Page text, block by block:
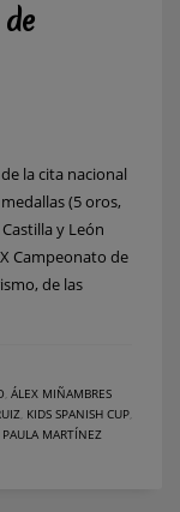
la cita nacional
(5 oros,
y León
Campeonato de
de las
ÁLEX MIÑAMBRES
KIDS SPANISH CUP
PAULA MARTÍNEZ